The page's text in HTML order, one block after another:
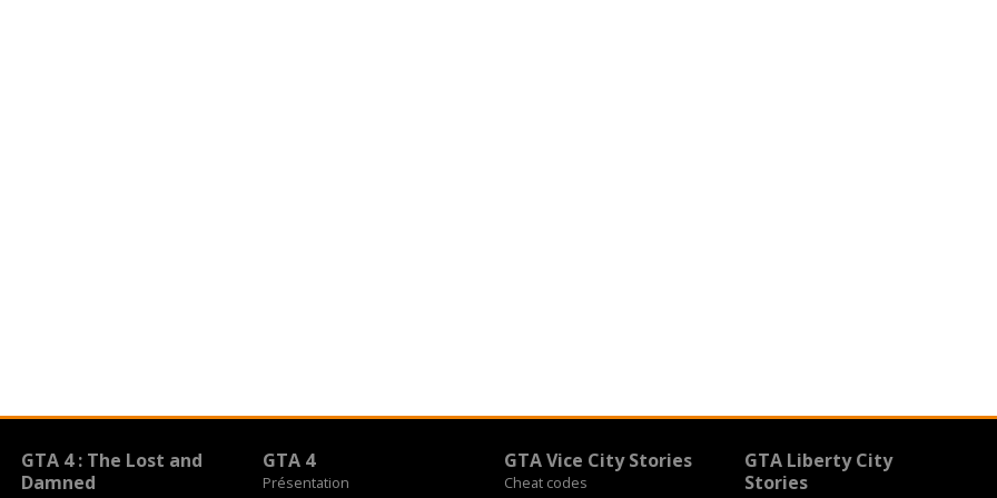
GTA 4 : The Lost and
Damned
GTA 4
Présentation
GTA Vice City Stories
Cheat codes
GTA Liberty City
Stories